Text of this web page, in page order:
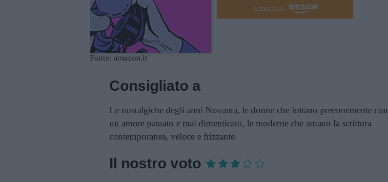
Fonte: amazon.it
Acquista su
Consigliato a
Le nostalgiche degli anni Novanta, le donne che lottano perennemente con
un amore passato e mai dimenticato, le moderne che amano la scrittura
contemporanea, veloce e frizzante.
Il nostro voto